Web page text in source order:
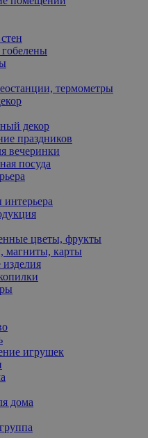
термометры
декор
праздников
вечеринки
посуда
цветы, фрукты
магниты, карты
игрушек
дома